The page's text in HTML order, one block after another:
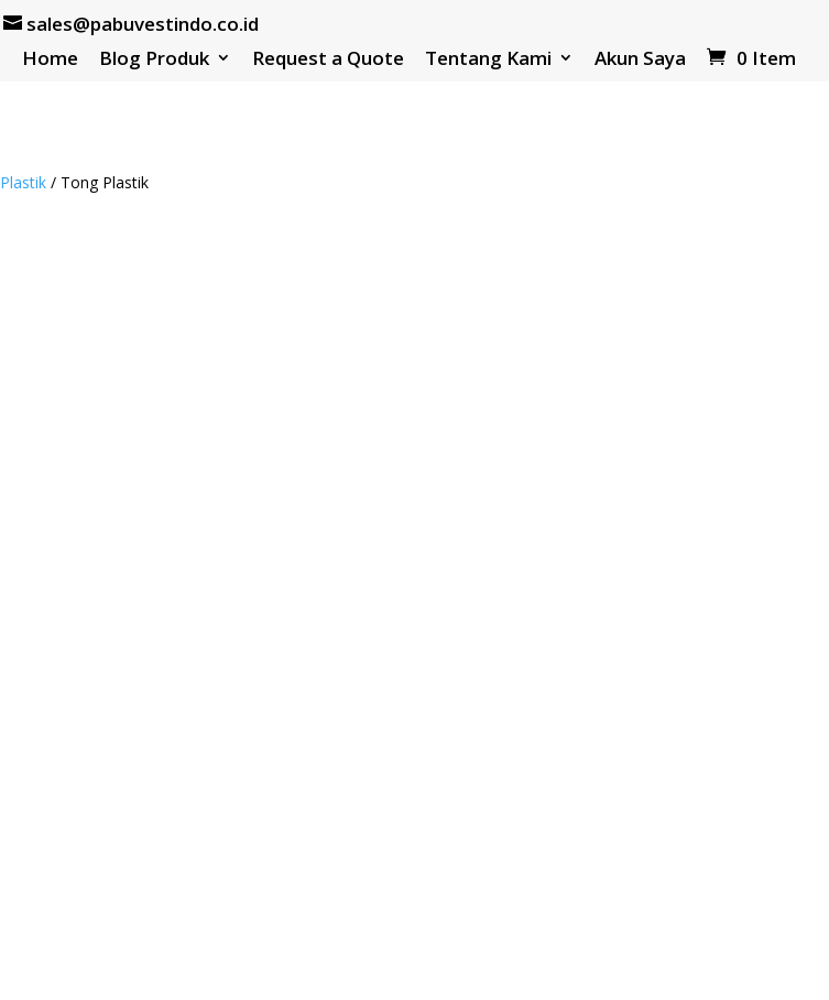
sales@pabuvestindo.co.id
Home
Blog Produk Request a Quote Tentang Kami Akun Saya 0 Item
Plastik/ Tong Plastik